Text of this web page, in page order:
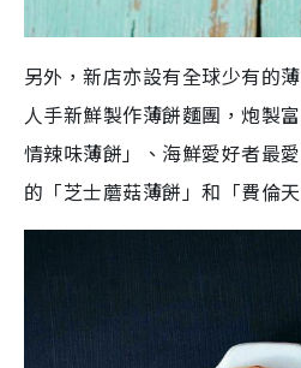
另外，新店亦設有全球少有的
人手新鮮製作薄餅麵團，炮製
情辣味薄餅」、海鮮愛好者最
的「芝士蘑菇薄餅」和「費倫